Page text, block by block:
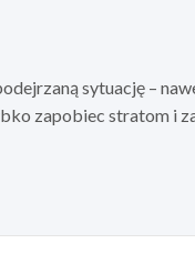
sytuację –
zapobiec stratom i